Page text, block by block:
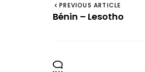
PREVIOUS ARTICLE
Bénin – Lesotho